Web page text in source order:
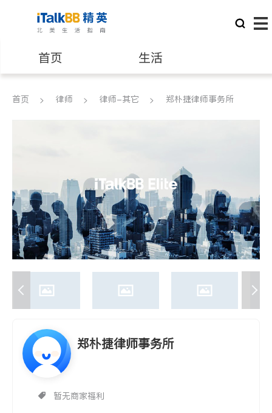
首页 生活
医生 律师
养老 非盈利组织
首页 律师 律师-其它 郑朴捷律师事务所
郑朴捷律师事务所
暂无商家福利